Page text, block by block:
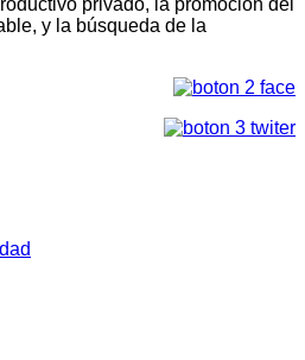
privado, la promoción del
y la búsqueda de la